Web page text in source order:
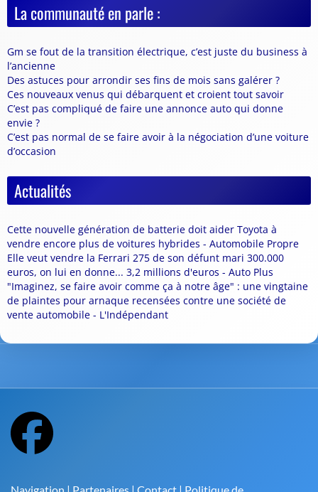
La communauté en parle :
Gm se fout de la transition électrique, c’est juste du business à
l’ancienne
Des astuces pour arrondir ses fins de mois sans galérer ?
Ces nouveaux venus qui débarquent et croient tout savoir
C’est pas compliqué de faire une annonce auto qui donne
envie ?
C’est pas normal de se faire avoir à la négociation d’une voiture
d’occasion
Actualités
Cette nouvelle génération de batterie doit aider Toyota à
vendre encore plus de voitures hybrides - Automobile Propre
Elle veut vendre la Ferrari 275 de son défunt mari 300.000
euros, on lui en donne... 3,2 millions d'euros - Auto Plus
"Imaginez, se faire avoir comme ça à notre âge" : une vingtaine
de plaintes pour arnaque recensées contre une société de
vente automobile - L'Indépendant